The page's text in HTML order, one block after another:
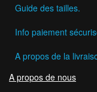
Guide des tailles.
Info paiement
A propos de la
A propos de nous